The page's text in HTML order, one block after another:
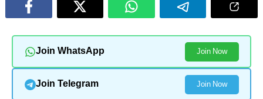
Join WhatsApp Join Now
Join Telegram Join Now